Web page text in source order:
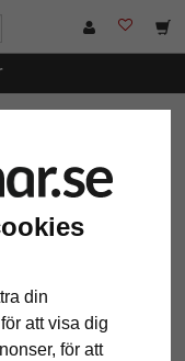
din
att visa dig
för att